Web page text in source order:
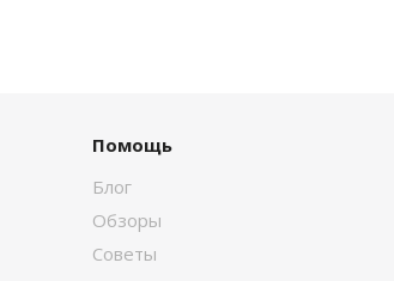
Помощь
Блог
Обзоры
Советы